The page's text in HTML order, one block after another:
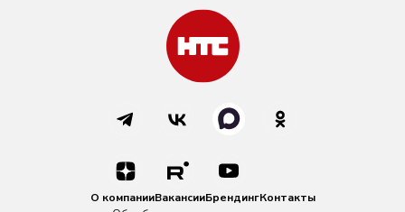
О компанииВакансииБрендингКонтакты